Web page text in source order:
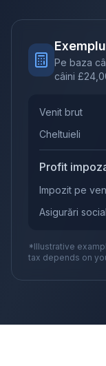
Pe baza
câini £
Venit brut
Cheltuieli
Profit
Impozit pe
Asigurări
*Illustrative
tax depends on